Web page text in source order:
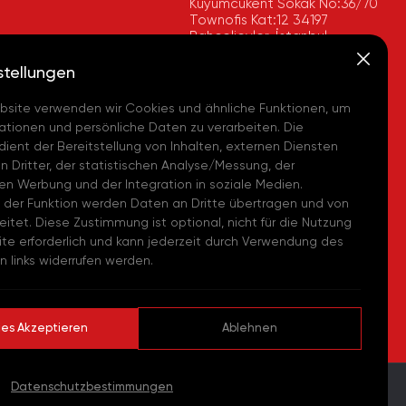
- (TR)
Avrupa Lojistik
- (TR)
US - (USA)
Iberia, S. L.
Kuyumcukent Sokak No:36/70
Townofis Kat:12 34197
Bahçelievler, İstanbul,
FAX
+90 212 580 55 21
E-MAIL
info@akpakimya.com
WEBSITE
https://akpakimya.com/
verwenden wir Cookies und ähnliche Funktionen, um
und persönliche Daten zu verarbeiten. Die
der Bereitstellung von Inhalten, externen Diensten
Dritter, der statistischen Analyse/Messung, der
Werbung und der Integration in soziale Medien.
der Funktion werden Daten an Dritte übertragen und von
Diese Zustimmung ist optional, nicht für die Nutzung
erforderlich und kann jederzeit durch Verwendung des
links widerrufen werden.
Akzeptieren Ablehnen
Datenschutzbestimmungen